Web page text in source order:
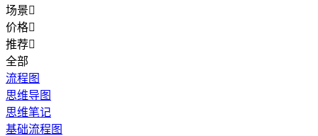
场景
价格
推荐
全部
流程图
思维导图
思维笔记
基础流程图